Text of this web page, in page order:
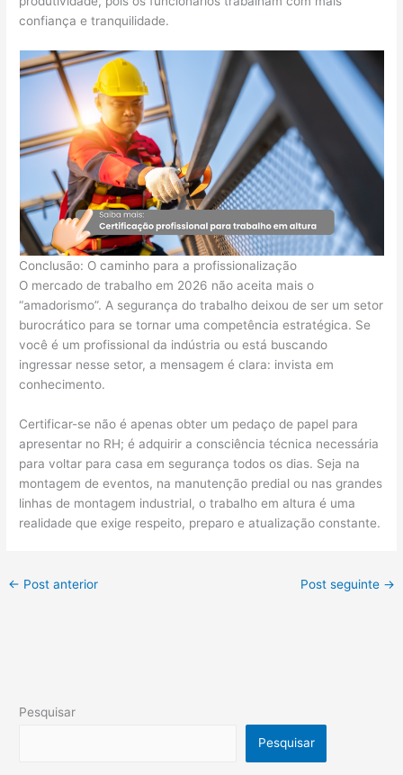
confiança e tranquilidade.
Conclusão: O caminho para a profissionalização
O mercado de trabalho em 2026 não aceita mais o
“amadorismo”. A segurança do trabalho deixou de ser um setor
burocrático para se tornar uma competência estratégica. Se
você é um profissional da indústria ou está buscando
ingressar nesse setor, a mensagem é clara: invista em
conhecimento.
Certificar-se não é apenas obter um pedaço de papel para
apresentar no RH; é adquirir a consciência técnica necessária
para voltar para casa em segurança todos os dias. Seja na
montagem de eventos, na manutenção predial ou nas grandes
linhas de montagem industrial, o trabalho em altura é uma
realidade que exige respeito, preparo e atualização constante.
← Post anterior Post seguinte →
Pesquisar
Pesquisar